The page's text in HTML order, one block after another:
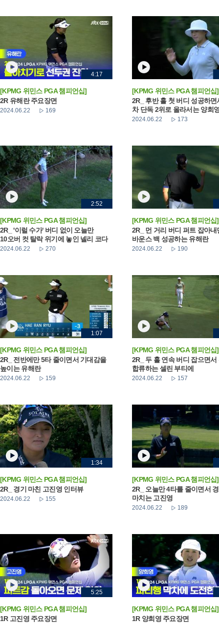
4:17
[KPMG 위민스 PGA 챔피언십]
2R 유해란 주요장면
2024.06.22 169
[KPMG 위민스 PGA 챔피언십]
2R_ 후반 홀 첫 버디 성공하면
차 단독 2위로 올라서는 양희
2024.06.22 173
2:52
[KPMG 위민스 PGA 챔피언십]
2R_ '이럴 수가' 버디 없이 오늘만
10오버 컷 탈락 위기에 놓인 넬리 코다
2024.06.22 270
[KPMG 위민스 PGA 챔피언십]
2R_ 먼 거리 버디 퍼트 잡아내
바운스 백 성공하는 유해란
2024.06.22 190
1:07
[KPMG 위민스 PGA 챔피언십]
2R_ 전반에만 5타 줄이면서 기대감을
높이는 유해란
2024.06.22 159
[KPMG 위민스 PGA 챔피언십]
2R_ 두 홀 연속 버디 잡으면서
합류하는 셀린 부티에
2024.06.22 157
1:34
[KPMG 위민스 PGA 챔피언십]
2R_ 경기 마친 고진영 인터뷰
2024.06.22 155
[KPMG 위민스 PGA 챔피언십]
2R_ 오늘만 4타를 줄이면서
마치는 고진영
2024.06.22 189
5:25
[KPMG 위민스 PGA 챔피언십]
1R 고진영 주요장면
[KPMG 위민스 PGA 챔피언십]
1R 양희영 주요장면